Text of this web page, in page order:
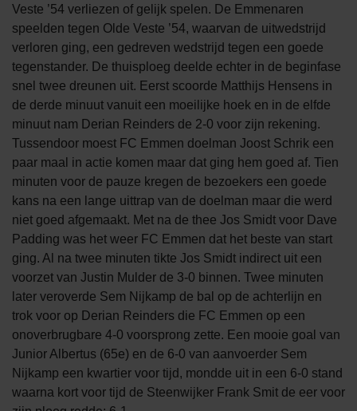
Veste ’54 verliezen of gelijk spelen. De Emmenaren
speelden tegen Olde Veste ’54, waarvan de uitwedstrijd
verloren ging, een gedreven wedstrijd tegen een goede
tegenstander. De thuisploeg deelde echter in de beginfase
snel twee dreunen uit. Eerst scoorde Matthijs Hensens in
de derde minuut vanuit een moeilijke hoek en in de elfde
minuut nam Derian Reinders de 2-0 voor zijn rekening.
Tussendoor moest FC Emmen doelman Joost Schrik een
paar maal in actie komen maar dat ging hem goed af. Tien
minuten voor de pauze kregen de bezoekers een goede
kans na een lange uittrap van de doelman maar die werd
niet goed afgemaakt. Met na de thee Jos Smidt voor Dave
Padding was het weer FC Emmen dat het beste van start
ging. Al na twee minuten tikte Jos Smidt indirect uit een
voorzet van Justin Mulder de 3-0 binnen. Twee minuten
later veroverde Sem Nijkamp de bal op de achterlijn en
trok voor op Derian Reinders die FC Emmen op een
onoverbrugbare 4-0 voorsprong zette. Een mooie goal van
Junior Albertus (65e) en de 6-0 van aanvoerder Sem
Nijkamp een kwartier voor tijd, mondde uit in een 6-0 stand
waarna kort voor tijd de Steenwijker Frank Smit de eer voor